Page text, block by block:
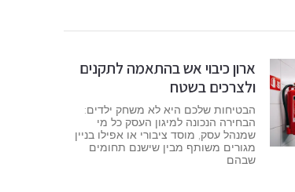
ארון כיבוי אש בהתאמה לתקנים
ולצרכים בשטח
הבטיחות שלכם היא לא משחק ילדים:
הבחירה הנכונה למיגון העסק כל מי
שמנהל עסק, מוסד ציבורי או אפילו בניין
מגורים משותף מבין שישנם תחומים
שבהם